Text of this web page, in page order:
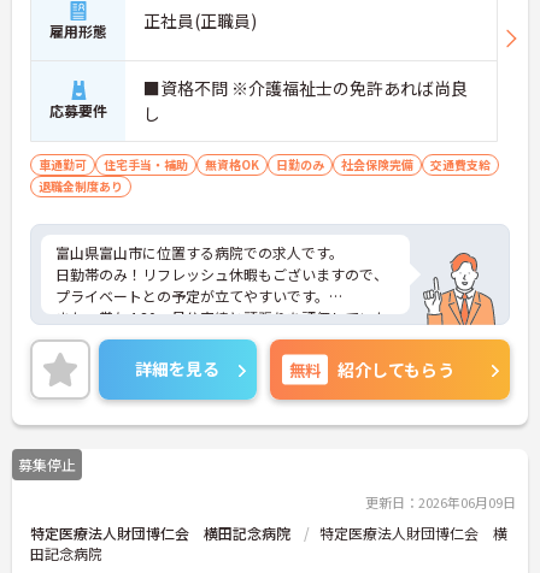
雇用形態 正社員(正職員)
応募要件
■資格不問 ※介護福祉士の免許あれば尚良
し
車通勤可 住宅手当・補助 無資格OK 日勤のみ 社会保険完備
交通費支給
退職金制度あり
富山県富山市に位置する病院での求人です。
日勤帯のみ！リフレッシュ休暇もございますので、
プライベートとの予定が立てやすいです。
また、賞与4.80ヶ月分実績と頑張りを評価していた
だけます！
ご興味のある方は、お気軽にお問い合わせくださ
い。
詳細を見る 無料 紹介してもらう
募集停止
更新日：2026年06月09日
特定医療法人財団博仁会 横田記念病院
特定医療法人財団博仁会 横
田記念病院